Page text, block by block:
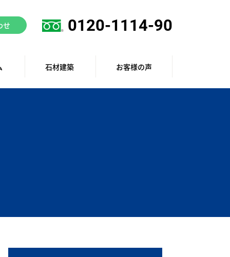
せ 0120-1114-90
石材建築 お客様の声